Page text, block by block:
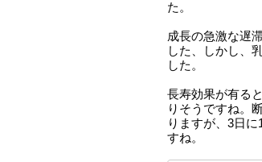
た。
成長の急激な遅
した、しかし、
した。
長寿効果が有る
りそうですね。
りますが、3日
すね。